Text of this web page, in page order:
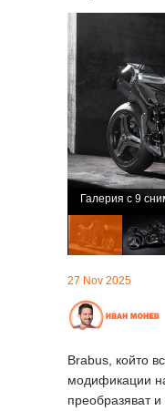
Галерия с 9
27 Nov 2025
Brabus, който
модификации
преобразяват